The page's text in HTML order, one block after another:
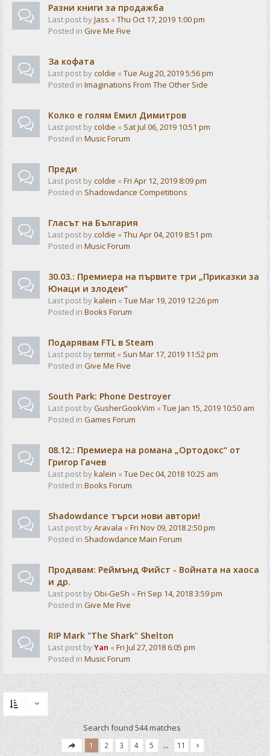
Разни книги за продажба
Last post byJass « Thu Oct 17, 2019 1:00 pm
Posted in Give Me Five
За кофата
Last post bycoldie « Tue Aug 20, 2019 5:56 pm
Posted in Imaginations From The Other Side
Колко е голям Емил Димитров
Last post bycoldie « Sat Jul 06, 2019 10:51 pm
Posted in Music Forum
Преди
Last post bycoldie « Fri Apr 12, 2019 8:09 pm
Posted in Shadowdance Competitions
Гласът на България
Last post bycoldie « Thu Apr 04, 2019 8:51 pm
Posted in Music Forum
30.03.: Премиера на първите три „Приказки за
Юнаци и злодеи“
Last post bykalein « Tue Mar 19, 2019 12:26 pm
Posted in Books Forum
Подарявам FTL в Steam
Last post bytermit « Sun Mar 17, 2019 11:52 pm
Posted in Give Me Five
South Park: Phone Destroyer
Last post byGusherGookVim « Tue Jan 15, 2019 10:50 am
Posted in Games Forum
08.12.: Премиера на романа „Ортодокс“ от
Григор Гачев
Last post bykalein « Tue Dec 04, 2018 10:25 am
Posted in Books Forum
Shadowdance търси нови автори!
Last post byAravala « Fri Nov 09, 2018 2:50 pm
Posted in Shadowdance Main Forum
Продавам: Реймънд Фийст - Войната на хаоса
и др.
Last post byObi-GeSh « Fri Sep 14, 2018 3:59 pm
Posted in Give Me Five
RIP Mark "The Shark" Shelton
Last post byYan « Fri Jul 27, 2018 6:05 pm
Posted in Music Forum
Search found 544 matches
1 2 3 4 5 … 11